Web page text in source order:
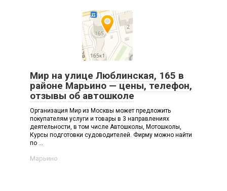
Мир на улице Люблинская, 165 в
районе Марьино — цены, телефон,
отзывы об автошколе
Организация Мир из Москвы может предложить
покупателям услуги и товары в 3 направлениях
деятельности, в том числе Автошколы, Мотошколы,
Курсы подготовки судоводителей. Фирму можно найти
по ...
Марьино